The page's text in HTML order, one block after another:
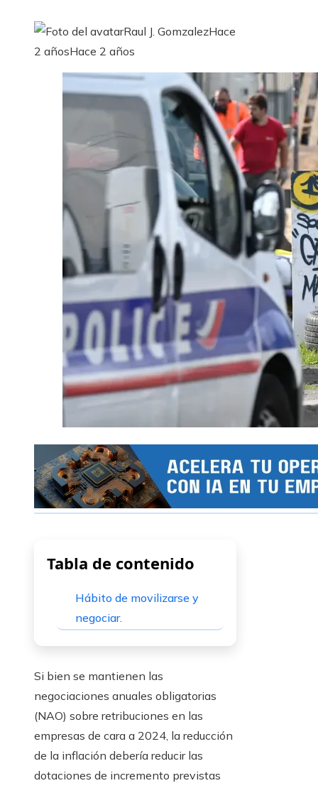
Raul J. GomzalezHace
2 añosHace 2 años
Tabla de contenido
Hábito de movilizarse y
negociar.
Si bien se mantienen las
negociaciones anuales obligatorias
(NAO) sobre retribuciones en las
empresas de cara a 2024, la reducción
de la inflación debería reducir las
dotaciones de incremento previstas